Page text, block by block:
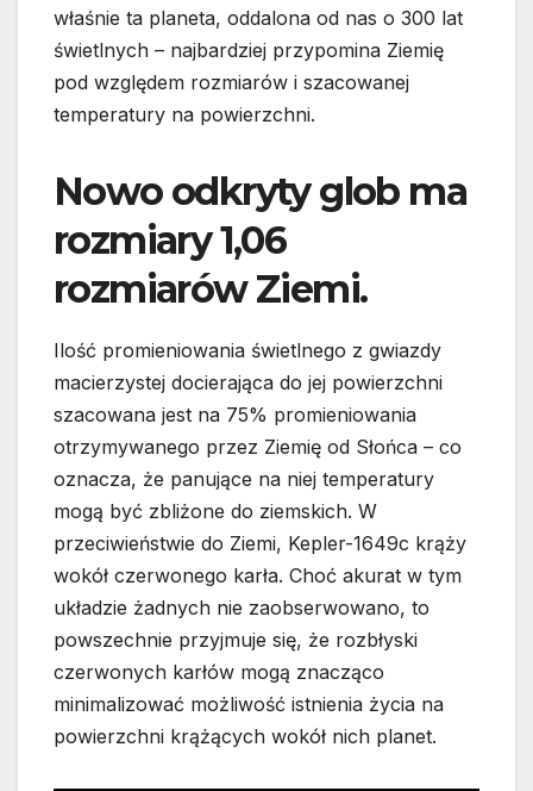
właśnie ta planeta, oddalona od nas o 300 lat
świetlnych – najbardziej przypomina Ziemię
pod względem rozmiarów i szacowanej
temperatury na powierzchni.
Nowo odkryty glob ma
rozmiary 1,06
rozmiarów Ziemi.
Ilość promieniowania świetlnego z gwiazdy
macierzystej docierająca do jej powierzchni
szacowana jest na 75% promieniowania
otrzymywanego przez Ziemię od Słońca – co
oznacza, że panujące na niej temperatury
mogą być zbliżone do ziemskich. W
przeciwieństwie do Ziemi, Kepler-1649c krąży
wokół czerwonego karła. Choć akurat w tym
układzie żadnych nie zaobserwowano, to
powszechnie przyjmuje się, że rozbłyski
czerwonych karłów mogą znacząco
minimalizować możliwość istnienia życia na
powierzchni krążących wokół nich planet.